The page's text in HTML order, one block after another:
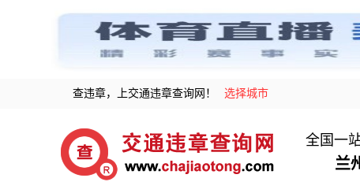
查违章，上交通违章查询网！ 选择城市
全国一
兰